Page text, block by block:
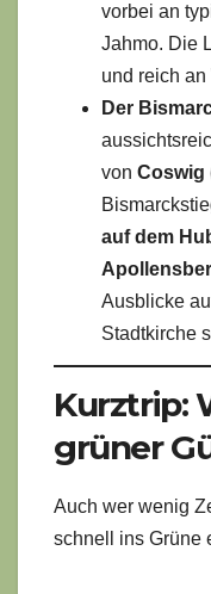
vorbei an
Jahmo. Die
und reich an
Der
von Coswig
auf dem
Ausblicke
Stadtkirche
Kurztrip:
grüner
Auch wer wenig
schnell ins Grüne